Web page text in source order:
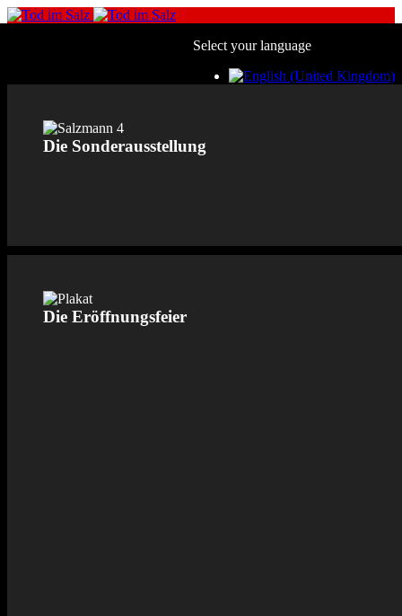
Select your language
Die Sonderausstellung
Die Eröffnungsfeier